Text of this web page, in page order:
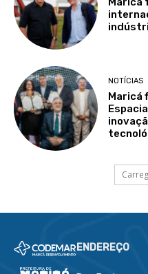
NOTÍCIAS
Maricá
ENDEREÇO